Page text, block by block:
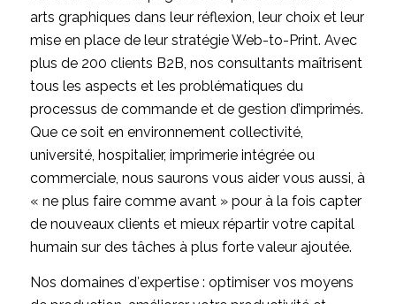
arts graphiques dans leur réflexion, leur choix et leur
mise en place de leur stratégie Web-to-Print. Avec
plus de 200 clients B2B, nos consultants maîtrisent
tous les aspects et les problématiques du
processus de commande et de gestion d’imprimés.
Que ce soit en environnement collectivité,
université, hospitalier, imprimerie intégrée ou
commerciale, nous saurons vous aider vous aussi, à
« ne plus faire comme avant » pour à la fois capter
de nouveaux clients et mieux répartir votre capital
humain sur des tâches à plus forte valeur ajoutée.
Nos domaines d′expertise : optimiser vos moyens